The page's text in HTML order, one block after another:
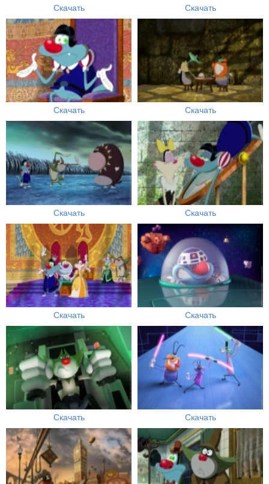
Скачать Скачать
Скачать Скачать
Скачать Скачать
Скачать Скачать
Скачать Скачать